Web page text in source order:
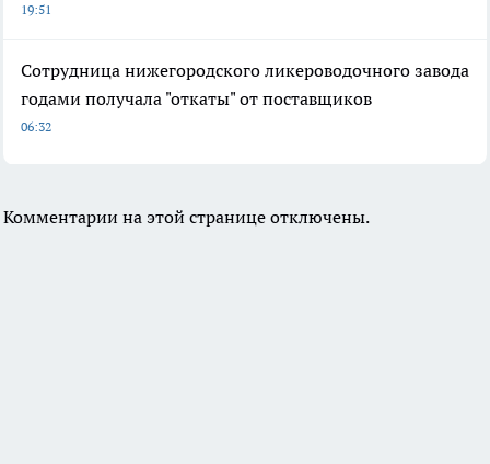
19:51
Сотрудница нижегородского ликероводочного завода
годами получала "откаты" от поставщиков
06:32
Комментарии на этой странице отключены.